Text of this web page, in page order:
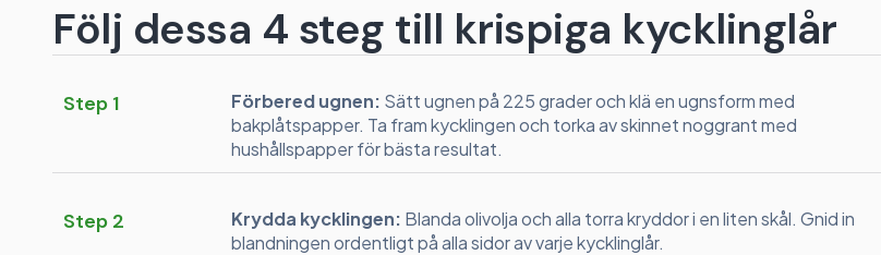
Följ dessa 4 steg till krispiga kycklinglår
Step 1 Förbered ugnen: Sätt ugnen på 225 grader och klä en ugnsform med
bakplåtspapper. Ta fram kycklingen och torka av skinnet noggrant med
hushållspapper för bästa resultat.
Step 2 Krydda kycklingen: Blanda olivolja och alla torra kryddor i en liten skål. Gnid in
blandningen ordentligt på alla sidor av varje kycklinglår.